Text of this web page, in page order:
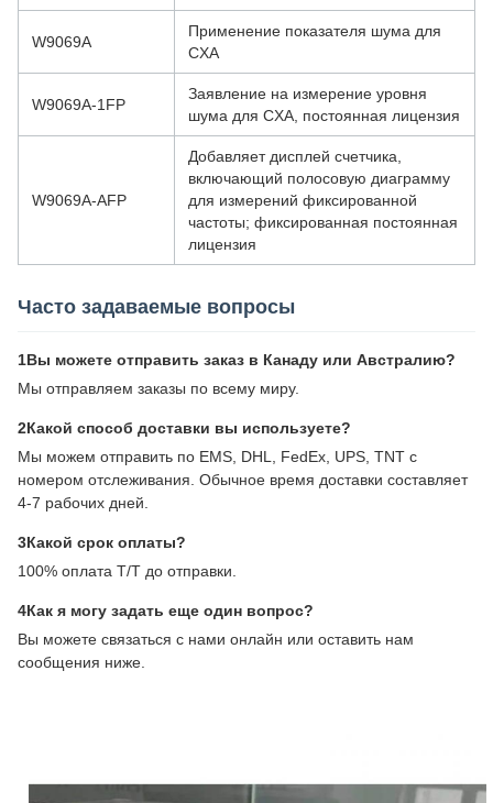
W9069A
Применение показателя шума для
CXA
W9069A-1FP
Заявление на измерение уровня
шума для CXA, постоянная лицензия
W9069A-AFP
Добавляет дисплей счетчика,
включающий полосовую диаграмму
для измерений фиксированной
частоты; фиксированная постоянная
лицензия
Часто задаваемые вопросы
1Вы можете отправить заказ в Канаду или Австралию?
Мы отправляем заказы по всему миру.
2Какой способ доставки вы используете?
Мы можем отправить по EMS, DHL, FedEx, UPS, TNT с
номером отслеживания. Обычное время доставки составляет
4-7 рабочих дней.
3Какой срок оплаты?
100% оплата T/T до отправки.
4Как я могу задать еще один вопрос?
Вы можете связаться с нами онлайн или оставить нам
сообщения ниже.